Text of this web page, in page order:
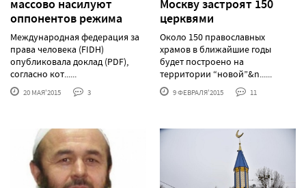
массово насилуют
оппонентов режима
Международная федерация за
права человека (FIDH)
опубликовала доклад (PDF),
согласно кот......
20 МАЯ'2015 3
Москву застроят 150
церквями
Около 150 православных
храмов в ближайшие годы
будет построено на
территории “новой”&n......
9 ФЕВРАЛЯ'2015 11